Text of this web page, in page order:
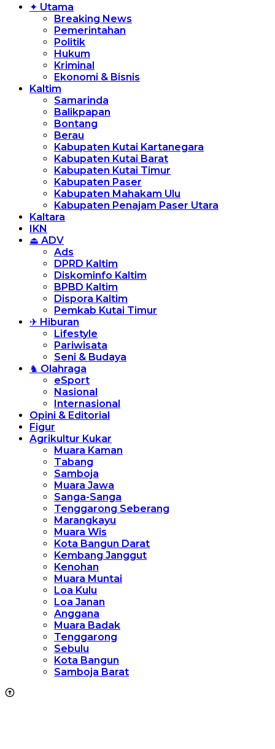
✦ Utama
Breaking News
Pemerintahan
Politik
Hukum
Kriminal
Ekonomi & Bisnis
Kaltim
Samarinda
Balikpapan
Bontang
Berau
Kabupaten Kutai Kartanegara
Kabupaten Kutai Barat
Kabupaten Kutai Timur
Kabupaten Paser
Kabupaten Mahakam Ulu
Kabupaten Penajam Paser Utara
Kaltara
IKN
⏏ ADV
Ads
DPRD Kaltim
Diskominfo Kaltim
BPBD Kaltim
Dispora Kaltim
Pemkab Kutai Timur
✈ Hiburan
Lifestyle
Pariwisata
Seni & Budaya
♞ Olahraga
eSport
Nasional
Internasional
Opini & Editorial
Figur
Agrikultur Kukar
Muara Kaman
Tabang
Samboja
Muara Jawa
Sanga-Sanga
Tenggarong Seberang
Marangkayu
Muara Wis
Kota Bangun Darat
Kembang Janggut
Kenohan
Muara Muntai
Loa Kulu
Loa Janan
Anggana
Muara Badak
Tenggarong
Sebulu
Kota Bangun
Samboja Barat